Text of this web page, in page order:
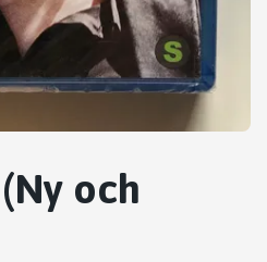
och